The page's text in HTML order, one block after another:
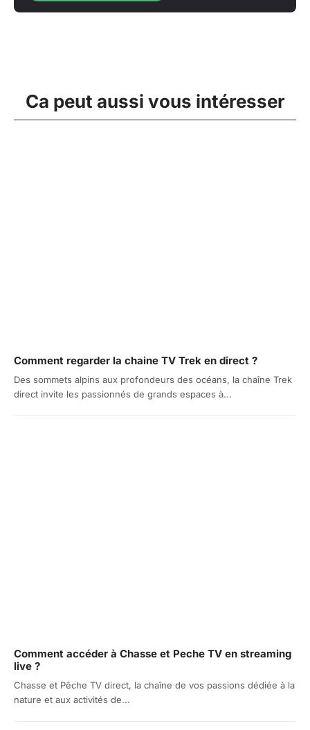
Ca peut aussi vous intéresser
Comment regarder la chaine TV Trek en direct ?
Des sommets alpins aux profondeurs des océans, la chaîne Trek
direct invite les passionnés de grands espaces à...
Comment accéder à Chasse et Peche TV en streaming
live ?
Chasse et Pêche TV direct, la chaîne de vos passions dédiée à la
nature et aux activités de...